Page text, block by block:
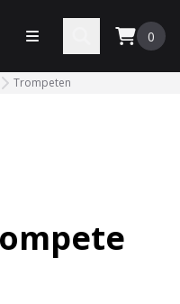
Menü öffnen 0
Trompeten